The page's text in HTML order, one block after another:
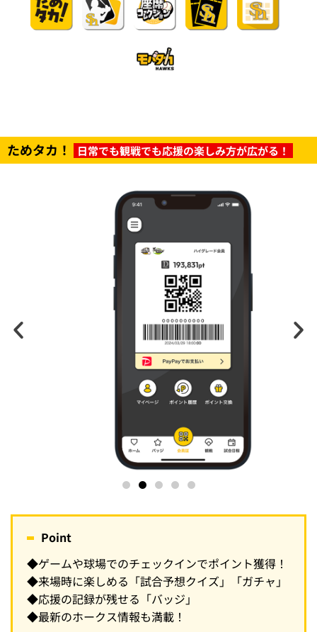
ためタカ！ 日常でも観戦でも応援の楽しみ方が広がる！
Point
◆ゲームや球場でのチェックインでポイント獲得！
◆来場時に楽しめる「試合予想クイズ」「ガチャ」
◆応援の記録が残せる「バッジ」
◆最新のホークス情報も満載！